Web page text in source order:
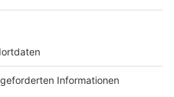
entdeckt: A59 und A559